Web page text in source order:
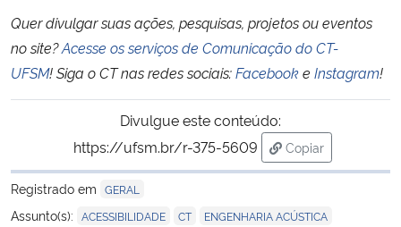
Quer divulgar suas ações, pesquisas, projetos ou eventos
no site?Acesse os serviços de Comunicação do CT-
UFSM!Siga o CT nas redes sociais:Facebooke Instagram!
Divulgue este conteúdo:
https://ufsm.br/r-375-5609
Copiar
para área de
Registrado em GERAL
Assunto(s): ACESSIBILIDADE CT ENGENHARIA ACÚSTICA